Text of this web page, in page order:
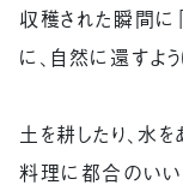
収穫された瞬間に
に、自然に還すよう
土を耕したり、水を
料理に都合のいい